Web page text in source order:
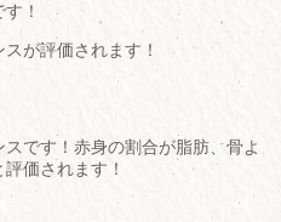
！
が評価されます！
です！赤身の割合が脂肪、骨よ
価されます！